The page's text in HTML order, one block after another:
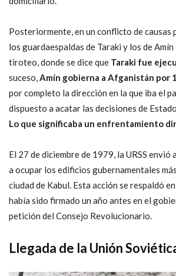
Posteriormente, en un conflicto de causas
los guardaespaldas de Taraki y los de
tiroteo, donde se dice que Taraki fue
suceso, Amín gobierna a Afganistán por
por completo la dirección en la que iba el
dispuesto a acatar las decisiones de
Lo que significaba un enfrentamiento
El 27 de diciembre de 1979, la URSS envió
a ocupar los edificios gubernamentales
ciudad de Kabul. Esta acción se respaldó
había sido firmado un año antes en el
petición del Consejo Revolucionario.
Llegada de la Unión